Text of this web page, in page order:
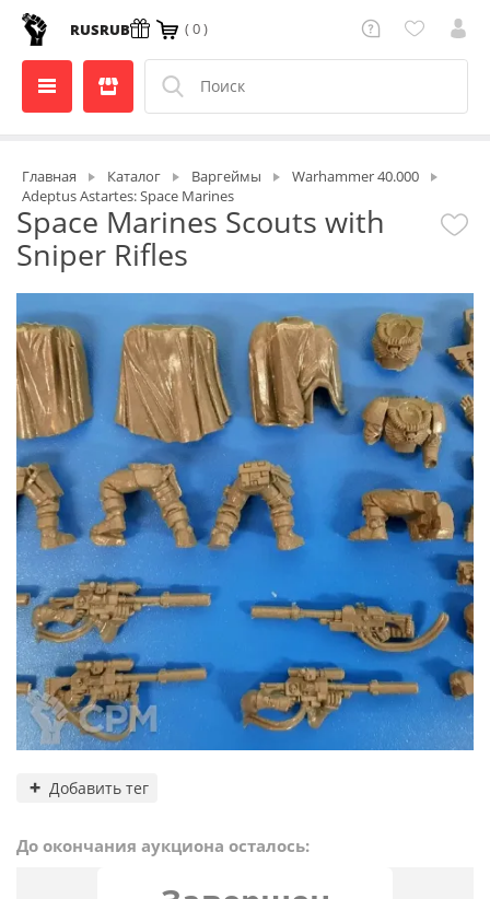
RUSRUB ( 0 )
Главная Каталог Варгеймы
Warhammer 40.000
Adeptus Astartes: Space Marines
Space Marines Scouts with
Sniper Rifles
Добавить тег
До окончания аукциона осталось: